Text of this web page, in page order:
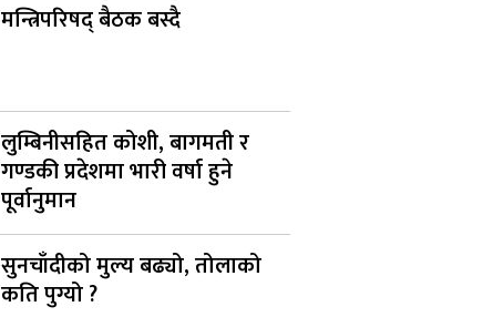
मन्त्रिपरिषद् बैठक बस्दै
लुम्बिनीसहित कोशी, बागमती र
गण्डकी प्रदेशमा भारी वर्षा हुने
पूर्वानुमान
सुनचाँदीको मुल्य बढ्यो, तोलाको
कति पुग्यो ?